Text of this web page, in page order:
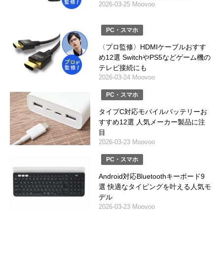
2026-03-25 Moovoo
PC・スマホ
〈プロ監修〉HDMIケーブルおすす
め12選 SwitchやPS5などゲーム機の
テレビ接続にも
2026-03-24 Moovoo
PC・スマホ
タイプC対応モバイルバッテリーお
すすめ12選 人気メーカー製品に注
目
2026-03-23 Moovoo
PC・スマホ
Android対応Bluetoothキーボード9
選 快適なタイピングを叶える人気モ
デル
2026-03-23 Moovoo